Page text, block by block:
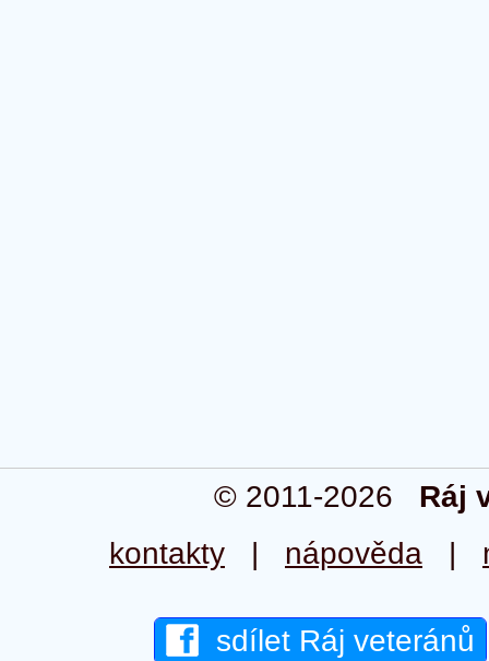
© 2011-2026 Ráj
kontakty | nápověda |
sdílet Ráj veteránů